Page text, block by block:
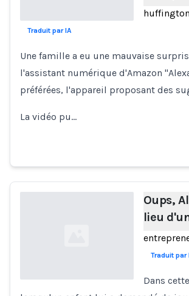
Traduit par IA
Une famille a eu une mauvaise
l'assistant numérique d'Amazon
préférées, l'appareil proposant des
La vidéo pu…
Oups,
lieu
Traduit par
Dans